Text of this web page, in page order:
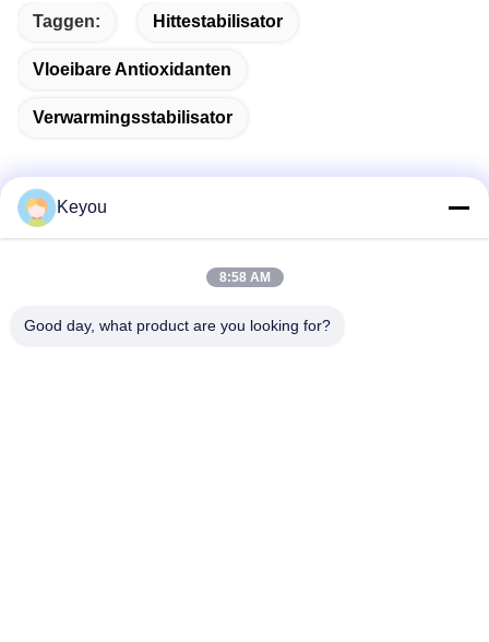
Taggen: Hittestabilisator
Vloeibare Antioxidanten
Verwarmingsstabilisator
Kamer 202, nr. 902, Xingnan Road, Nancun Town, Panyu
Keyou
8:58 AM
Good day, what product are you looking for?